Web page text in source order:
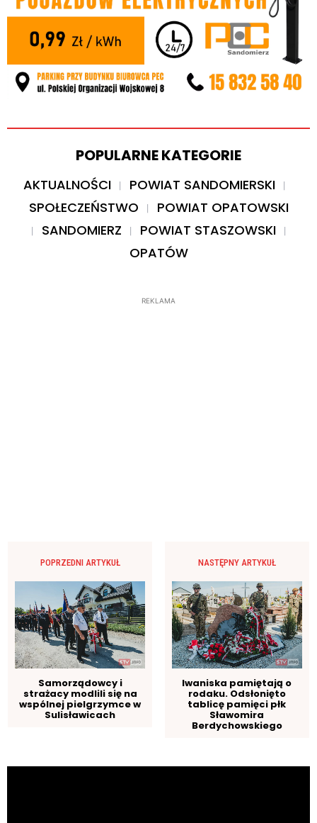
POPULARNE KATEGORIE
AKTUALNOŚCI
POWIAT SANDOMIERSKI
SPOŁECZEŃSTWO
POWIAT OPATOWSKI
SANDOMIERZ
POWIAT STASZOWSKI
OPATÓW
REKLAMA
POPRZEDNI ARTYKUŁ
Samorządowcy i
strażacy modlili się na
wspólnej pielgrzymce w
Sulisławicach
NASTĘPNY ARTYKUŁ
Iwaniska pamiętają o
rodaku. Odsłonięto
tablicę pamięci płk
Sławomira
Berdychowskiego